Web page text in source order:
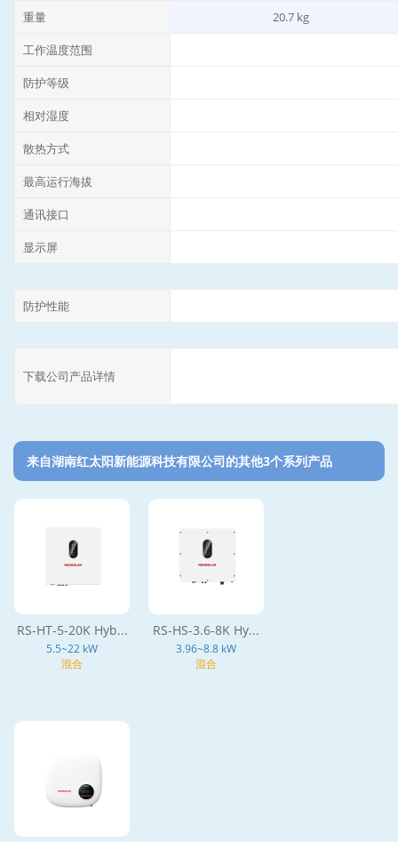
重量 20.7 kg
工作温度范围
防护等级
相对湿度
散热方式
最高运行海拔
通讯接口
显示屏
防护性能
下载公司产品详情
来自湖南红太阳新能源科技有限公司的其他3个系列产品‎
RS-HT-5-20K Hyb...
5.5~22 kW
混合
RS-HS-3.6-8K Hy...
3.96~8.8 kW
混合